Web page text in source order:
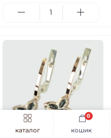
каталог кошик
0